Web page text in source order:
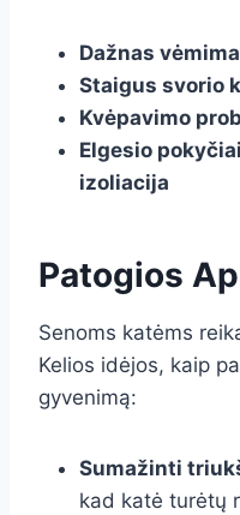
Dažnas
Staigus svorio
Kvėpavimo
Elgesio
izoliacija
Patogios
Senoms katėms
Kelios idėjos, kaip
gyvenimą:
Sumažinti
kad katė turėtų